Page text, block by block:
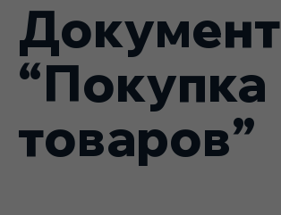
Документ
“Покупка
товаров”